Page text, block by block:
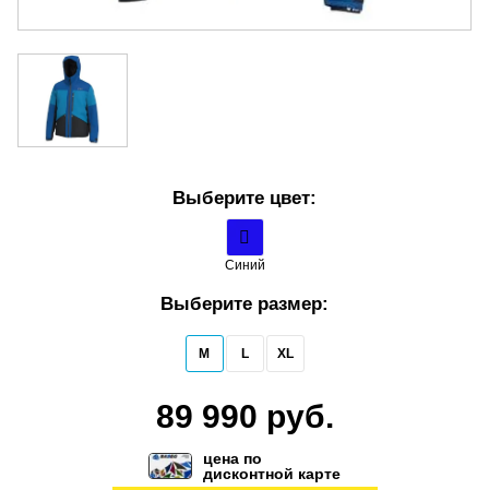
Выберите цвет:
Синий
Выберите размер:
M L XL
89 990 руб.
цена по
дисконтной карте